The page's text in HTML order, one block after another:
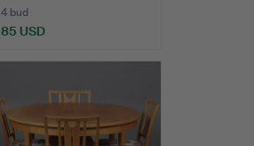
4 bud
85 USD